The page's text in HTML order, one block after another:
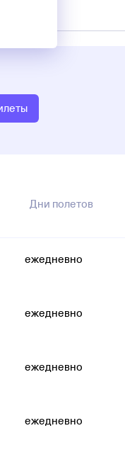
Дни полетов
ежедневно
ежедневно
ежедневно
ежедневно